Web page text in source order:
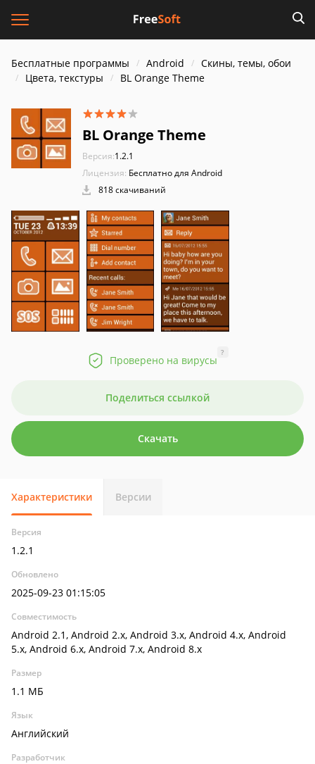
Бесплатные программы Android
Скины, темы, обои
Цвета, текстуры
BL Orange Theme
BL Orange Theme
Версия:1.2.1
Лицензия: Бесплатно для Android
818 скачиваний
Проверено на вирусы
?
Поделиться ссылкой
Скачать
Характеристики Версии
Версия
1.2.1
Обновлено
2025-09-23 01:15:05
Совместимость
Android 2.1, Android 2.x, Android 3.x, Android 4.x, Android
5.x, Android 6.x, Android 7.x, Android 8.x
Размер
1.1 МБ
Язык
Английский
Разработчик